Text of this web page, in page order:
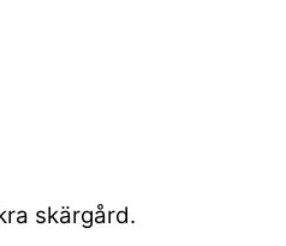
skärgård.